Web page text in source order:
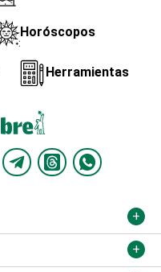
Horóscopos
Herramientas